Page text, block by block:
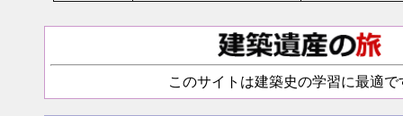
このサイトは建築史の学習に最適で